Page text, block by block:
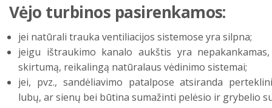
Vėjo turbinos pasirenkamos:
jei natūrali trauka ventiliacijos sistemose yra silpna;
jeigu ištraukimo kanalo aukštis yra
skirtumą, reikalingą natūralaus vėdinimo sistemai;
jei, pvz., sandėliavimo patalpose atsiranda
lubų, ar sienų bei būtina sumažinti pelėsio ir grybelio